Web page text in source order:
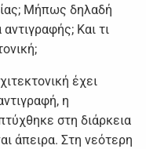
Μήπως δηλαδή
Και τι
έχει
η
στη διάρκεια
άπειρα. Στη νεότερη